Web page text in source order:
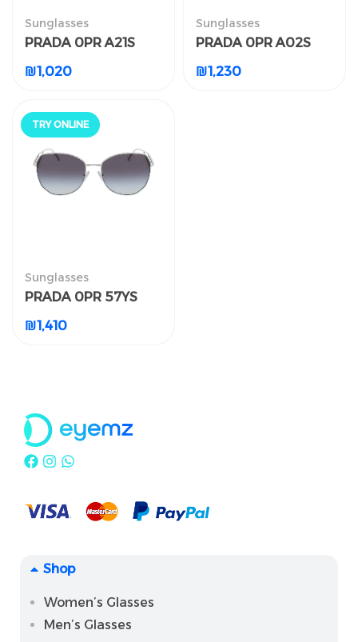
Sunglasses
PRADA 0PR A21S
₪1,020
Sunglasses
PRADA 0PR A02S
₪1,230
TRY ONLINE
Sunglasses
PRADA 0PR 57YS
₪1,410
النظارات الشمسية
PRADA 0PR A21S
₪1,020
النظارات الشمسية
PRADA 0PR A02S
₪1,230
جرّب أونلاين
النظارات الشمسية
PRADA 0PR 57YS
₪1,410
Shop
Women’s Glasses
Men’s Glasses